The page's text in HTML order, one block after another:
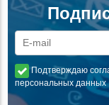
Подтверждаю
персональных данных